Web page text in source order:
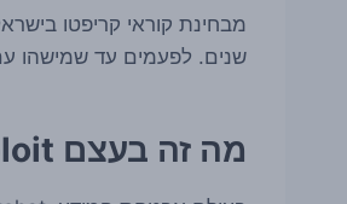
מבחינת קוראי קריפטו
שנים. לפעמים עד שמישהו
מה זה בעצם Whitehat exploit